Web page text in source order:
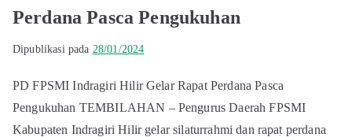
Perdana Pasca Pengukuhan
Dipublikasi pada 28/01/2024
PD FPSMI Indragiri Hilir Gelar Rapat Perdana Pasca
Pengukuhan TEMBILAHAN – Pengurus Daerah FPSMI
Kabupaten Indragiri Hilir gelar silaturrahmi dan rapat perdana